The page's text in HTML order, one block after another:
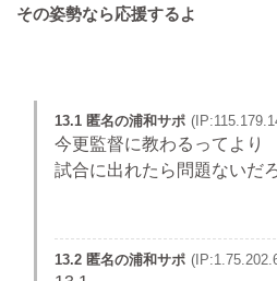
その姿勢なら応援するよ
13.1 匿名の浦和サポ
今更監督に教わるってより
試合に出れたら問題ないだ
13.2 匿名の浦和サポ